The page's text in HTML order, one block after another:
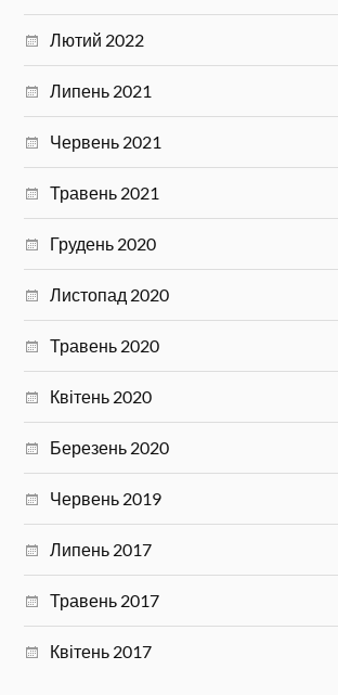
Лютий 2022
Липень 2021
Червень 2021
Травень 2021
Грудень 2020
Листопад 2020
Травень 2020
Квітень 2020
Березень 2020
Червень 2019
Липень 2017
Травень 2017
Квітень 2017